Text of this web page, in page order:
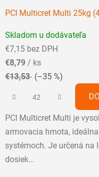
PCI Multicret Multi 25kg
hodnotenie
produktu
je
4,9
hviezdičiek.
Skladom u dodávateľa
€7,15 bez DPH
€8,79 / ks
€13,53 (–35 %)
PCI Multicret Multi je
armovacia hmota,
systémoch. Je určená na
dosiek...